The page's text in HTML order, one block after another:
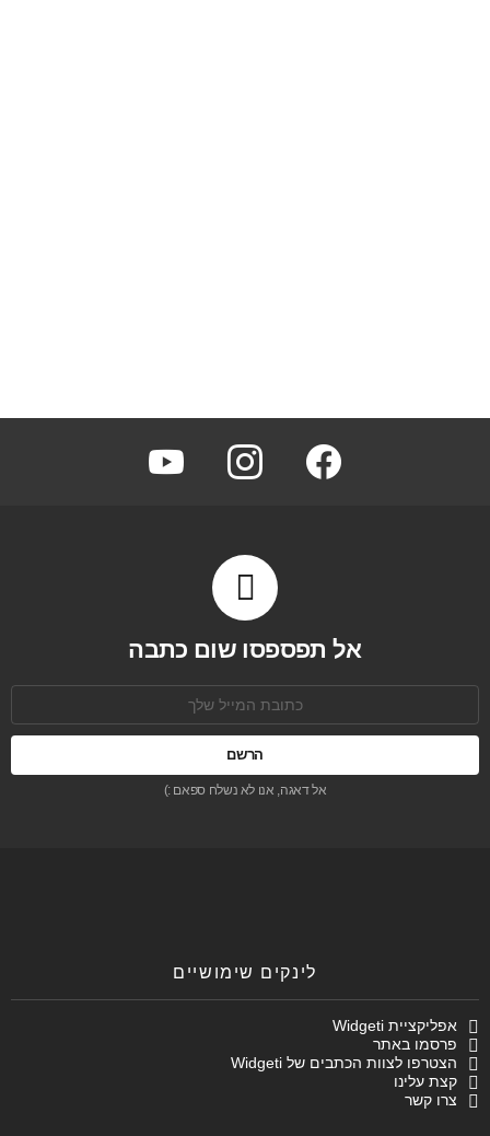
facebook
instagram
אל תפספסו שום כתבה
אל דאגה, אנו לא נשלח ספאם :)
לינקים שימושיים
אפליקציית Widgeti
פרסמו באתר
הצטרפו לצוות הכתבים של Widgeti
קצת עלינו
צרו קשר